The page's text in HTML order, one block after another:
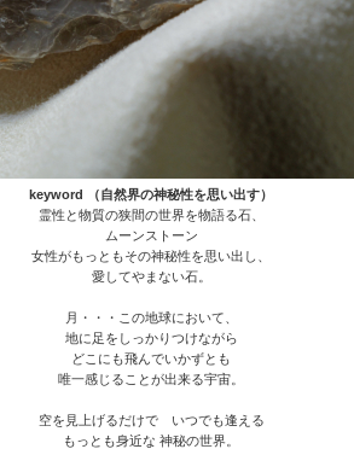
keyword （自然界の神秘性を思い出す）
霊性と物質の狭間の世界を物語る石、
ムーンストーン
女性がもっともその神秘性を思い出し、
愛してやまない石。
月・・・この地球において、
地に足をしっかりつけながら
どこにも飛んでいかずとも
唯一感じることが出来る宇宙。
空を見上げるだけで いつでも逢える
もっとも身近な 神秘の世界。